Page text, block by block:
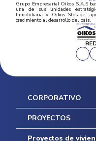
Grupo Empresarial Oikos S.A.S
una de sus unidades
Inmobiliaria y Oikos Storage;
crecimiento al desarrollo del país.
CORPORATIVO
Inicio
Mapa del sitio
Postventas
PROYECTOS
Proyectos de